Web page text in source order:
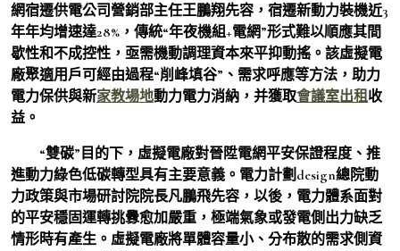
網宿遷供電公司營銷部主任王鵬翔先容，宿遷新動力裝機近3
年年均增速達28%，傳統“年夜機組+電網”形式難以順應其間
歇性和不成控性，亟需機動調理資本來平抑動搖。該虛擬電
廠聚適用戶可經由過程“削峰填谷”、需求呼應等方法，助力
電力保供與新家教場地動力電力消納，并獲取會議室出租收
益。
“雙碳”目的下，虛擬電廠對晉陞電網平安保證程度、推
進動力綠色低碳轉型具有主要意義。電力計劃design總院動
力政策與市場研討院院長凡鵬飛先容，以後，電力體系面對
的平安穩固運轉挑釁愈加嚴重，極端氣象或發電側出力缺乏
情形時有產生。虛擬電廠將單體容量小、分布散的需求側資